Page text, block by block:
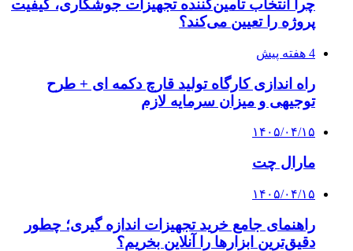
چرا انتخاب تامین‌کننده تجهیزات جوشکاری، کیفیت
پروژه را تعیین می‌کند؟
4 هفته پیش
راه اندازی کارگاه تولید قارچ دکمه ای + طرح
توجیهی و میزان سرمایه لازم
۱۴۰۵/۰۴/۱۵
مارال چت
۱۴۰۵/۰۴/۱۵
راهنمای جامع خرید تجهیزات اندازه گیری؛ چطور
دقیق‌ترین ابزارها را آنلاین بخریم؟